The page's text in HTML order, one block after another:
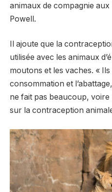
animaux de compagnie
Powell.
Il ajoute que la
utilisée avec les animaux
moutons et les vaches. «
consommation et
ne fait pas beaucoup,
sur la contraception